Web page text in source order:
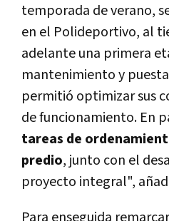
temporada de verano,
en el Polideportivo, al
adelante una primera
mantenimiento y
permitió optimizar sus
de funcionamiento. En
tareas de
predio, junto con el
proyecto integral",